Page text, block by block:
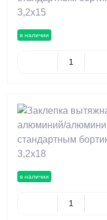
в наличии
в наличии